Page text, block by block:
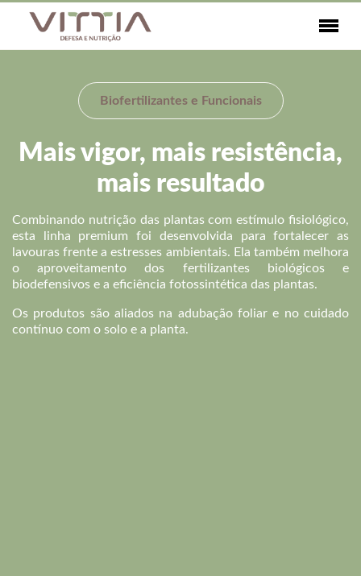
Biofertilizantes e Funcionais
Mais vigor, mais resistência,
mais resultado
Combinando nutrição das plantas com estímulo fisiológico,
esta linha premium foi desenvolvida para fortalecer as
lavouras frente a estresses ambientais. Ela também melhora
o aproveitamento dos fertilizantes biológicos e
biodefensivos e a eficiência fotossintética das plantas.
Os produtos são aliados na adubação foliar e no cuidado
contínuo com o solo e a planta.